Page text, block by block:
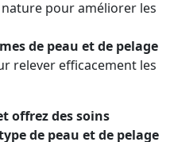
pour améliorer les
de peau et de pelage
relever efficacement les
offrez des soins
de peau et de pelage